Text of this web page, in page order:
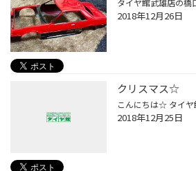
2018年12月26日
クリスマス☆
2018年12月25日